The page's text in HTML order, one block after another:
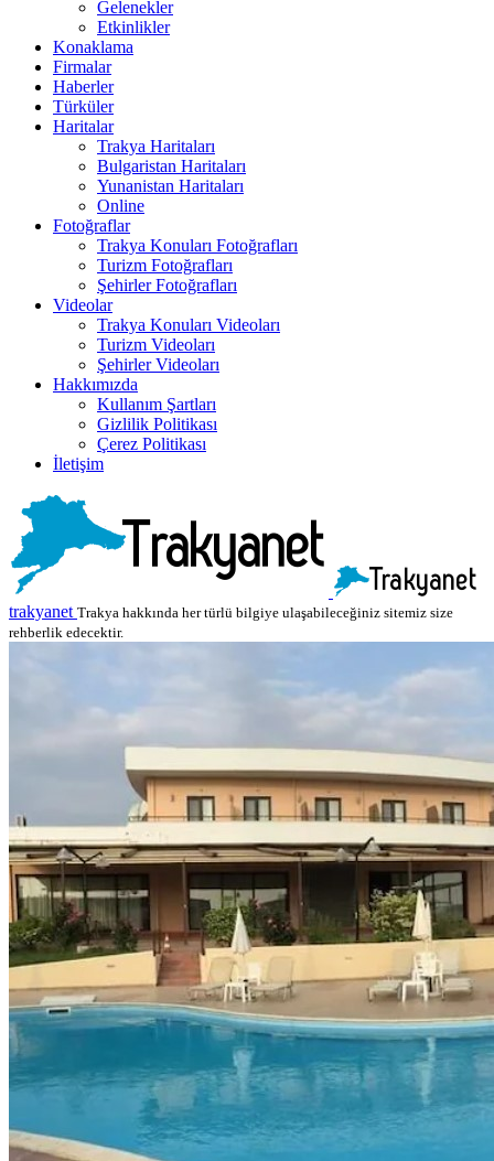
Gelenekler
Etkinlikler
Konaklama
Firmalar
Haberler
Türküler
Haritalar
Trakya Haritaları
Bulgaristan Haritaları
Yunanistan Haritaları
Online
Fotoğraflar
Trakya Konuları Fotoğrafları
Turizm Fotoğrafları
Şehirler Fotoğrafları
Videolar
Trakya Konuları Videoları
Turizm Videoları
Şehirler Videoları
Hakkımızda
Kullanım Şartları
Gizlilik Politikası
Çerez Politikası
İletişim
trakyanet Trakya hakkında her türlü bilgiye ulaşabileceğiniz sitemiz size
rehberlik edecektir.